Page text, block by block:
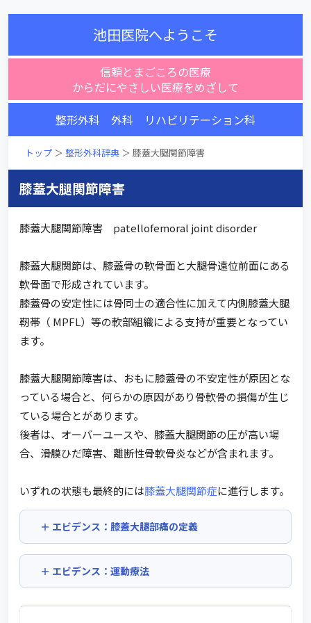
池田医院へようこそ
信頼とまごころの医療
からだにやさしい医療をめざして
整形外科 外科 リハビリテーション科
トップ ＞ 整形外科辞典 ＞ 膝蓋大腿関節障害
膝蓋大腿関節障害
膝蓋大腿関節障害 patellofemoral joint disorder
膝蓋大腿関節は、膝蓋骨の軟骨面と大腿骨遠位前面にある
軟骨面で形成されています。
膝蓋骨の安定性には骨同士の適合性に加えて内側膝蓋大腿
靭帯（ MPFL）等の軟部組織による支持が重要となってい
ます。
膝蓋大腿関節障害は、おもに膝蓋骨の不安定性が原因とな
っている場合と、何らかの原因があり骨軟骨の損傷が生じ
ている場合とがあります。
後者は、オーバーユースや、膝蓋大腿関節の圧が高い場
合、滑膜ひだ障害、離断性骨軟骨炎などが含まれます。
いずれの状態も最終的には膝蓋大腿関節症に進行します。
エビデンス：膝蓋大腿部痛の定義
エビデンス：運動療法